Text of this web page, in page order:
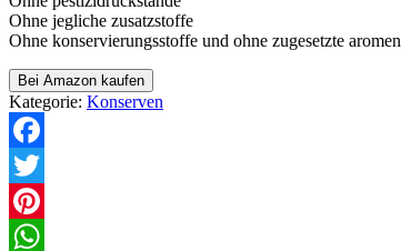
Ohne jegliche zusatzstoffe
Ohne konservierungsstoffe und ohne zugesetzte aromen
Bei Amazon kaufen
Kategorie: Konserven
Facebook
Twitter
Pinterest